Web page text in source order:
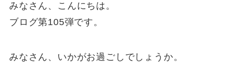
みなさん、こんにちは。
ブログ第105弾です。
みなさん、いかがお過ごしでしょうか。